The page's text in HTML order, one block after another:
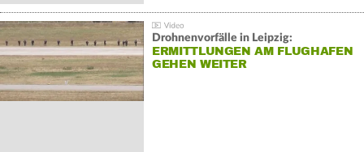
Drohnenvorfälle in Leipzig:
ERMITTLUNGEN AM FLUGHAFEN
GEHEN WEITER